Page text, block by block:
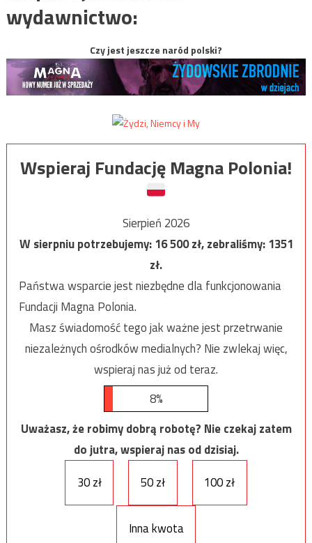
wydawnictwo:
Czy jest jeszcze naród polski?
Wspieraj Fundację Magna Polonia!
Sierpień 2026
W sierpniu potrzebujemy:16 500zł, zebraliśmy:1351
zł.
Państwa wsparcie jest niezbędne dla funkcjonowania
Fundacji Magna Polonia.
Masz świadomość tego jak ważne jest przetrwanie
niezależnych ośrodków medialnych? Nie zwlekaj więc,
wspieraj nas już od teraz.
8%
Uważasz, że robimy dobrą robotę? Nie czekaj zatem
do jutra, wspieraj nas od dzisiaj.
30 zł
50 zł 100 zł
Inna kwota